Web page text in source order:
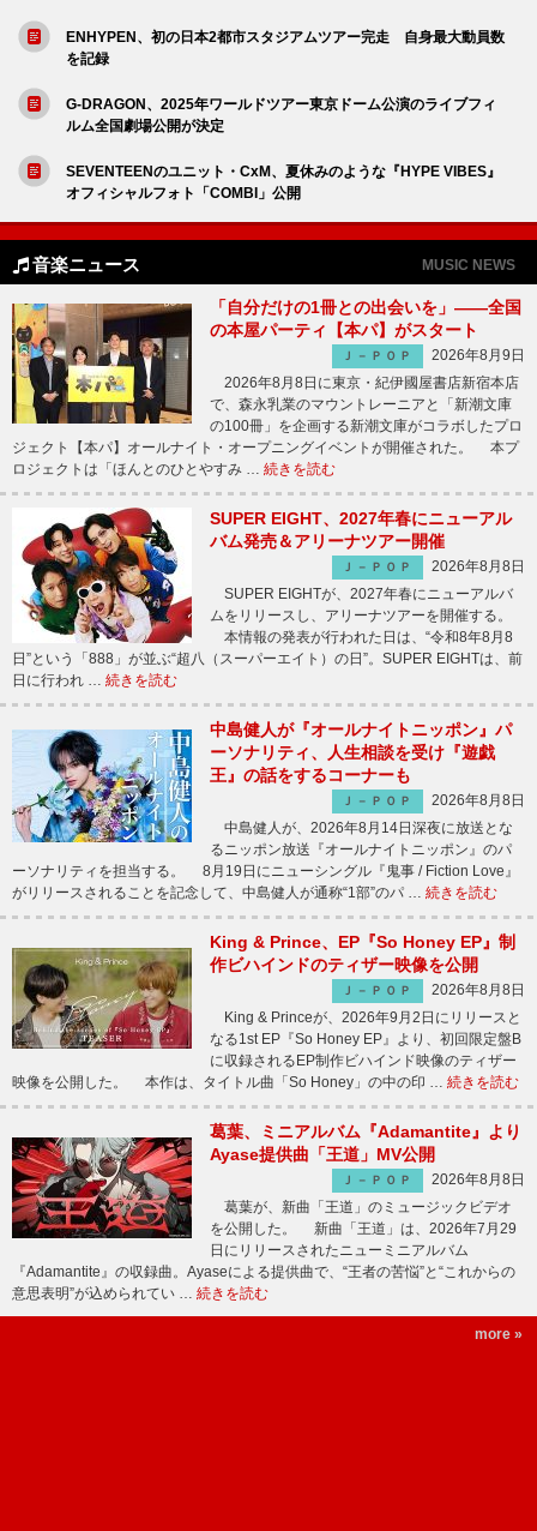
ENHYPEN、初の日本2都市スタジアムツアー完走 自身最大動員数
を記録
G-DRAGON、2025年ワールドツアー東京ドーム公演のライブフィ
ルム全国劇場公開が決定
SEVENTEENのユニット・CxM、夏休みのような『HYPE VIBES』
オフィシャルフォト「COMBI」公開
音楽ニュース MUSIC NEWS
「自分だけの1冊との出会いを」――全国
の本屋パーティ【本パ】がスタート
Ｊ－ＰＯＰ
2026年8月9日
2026年8月8日に東京・紀伊國屋書店新宿本店
で、森永乳業のマウントレーニアと「新潮文庫
の100冊」を企画する新潮文庫がコラボしたプロ
ジェクト【本パ】オールナイト・オープニングイベントが開催された。 本プ
ロジェクトは「ほんとのひとやすみ … 続きを読む
SUPER EIGHT、2027年春にニューアル
バム発売＆アリーナツアー開催
Ｊ－ＰＯＰ
2026年8月8日
SUPER EIGHTが、2027年春にニューアルバ
ムをリリースし、アリーナツアーを開催する。
本情報の発表が行われた日は、“令和8年8月8
日”という「888」が並ぶ“超八（スーパーエイト）の日”。SUPER EIGHTは、前
日に行われ … 続きを読む
中島健人が『オールナイトニッポン』パ
ーソナリティ、人生相談を受け『遊戯
王』の話をするコーナーも
Ｊ－ＰＯＰ
2026年8月8日
中島健人が、2026年8月14日深夜に放送とな
るニッポン放送『オールナイトニッポン』のパ
ーソナリティを担当する。 8月19日にニューシングル『鬼事 / Fiction Love』
がリリースされることを記念して、中島健人が通称“1部”のパ … 続きを読む
King & Prince、EP『So Honey EP』制
作ビハインドのティザー映像を公開
Ｊ－ＰＯＰ
2026年8月8日
King & Princeが、2026年9月2日にリリースと
なる1st EP『So Honey EP』より、初回限定盤B
に収録されるEP制作ビハインド映像のティザー
映像を公開した。 本作は、タイトル曲「So Honey」の中の印 … 続きを読む
葛葉、ミニアルバム『Adamantite』より
Ayase提供曲「王道」MV公開
Ｊ－ＰＯＰ
2026年8月8日
葛葉が、新曲「王道」のミュージックビデオ
を公開した。 新曲「王道」は、2026年7月29
日にリリースされたニューミニアルバム
『Adamantite』の収録曲。Ayaseによる提供曲で、“王者の苦悩”と“これからの
意思表明”が込められてい … 続きを読む
more »